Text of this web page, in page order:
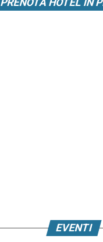
PRENOTA HOTEL IN
EVENTI